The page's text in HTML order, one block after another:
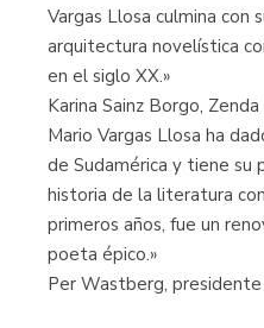
Vargas Llosa culmina con
arquitectura novelística
en el siglo XX.»
Karina Sainz Borgo,
Mario Vargas Llosa ha
de Sudamérica y tiene su
historia de la literatura
primeros años, fue un
poeta épico.»
Per Wastberg,